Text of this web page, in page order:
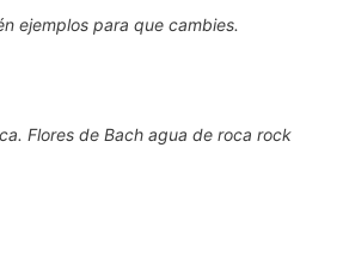
ejemplos para que cambies.
Flores de Bach agua de roca rock